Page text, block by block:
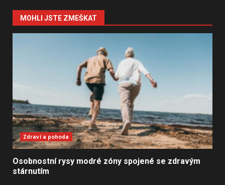
MOHLI JSTE ZMEŠKAT
Zdraví a pohoda
Osobnostní rysy modré zóny spojené se zdravým
stárnutím